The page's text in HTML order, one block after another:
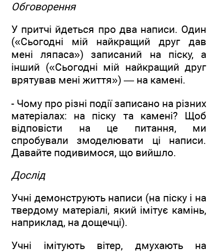
Обговорення
У притчі йдеться про два написи. Один
(«Сьогодні мій найкращий друг дав
мені ляпаса») записаний на піску, а
інший («Сьогодні мій найкращий друг
врятував мені життя») — на камені.
- Чому про різні події записано на різних
матеріалах: на піску та камені? Щоб
відповісти на це питання, ми
спробували змоделювати ці написи.
Давайте подивимося, що вийшло.
Дослід
Учні демонструють написи (на піску і на
твердому матеріалі, який імітує камінь,
наприклад, на дощечці).
Учні імітують вітер, дмухають на